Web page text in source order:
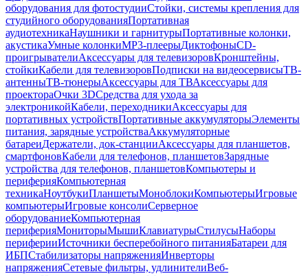
оборудования для фотостудииСтойки, системы крепления для
студийного оборудованияПортативная
аудиотехникаНаушники и гарнитурыПортативные колонки,
акустикаУмные колонкиMP3-плеерыДиктофоныCD-
проигрывателиАксессуары для телевизоровКронштейны,
стойкиКабели для телевизоровПодписки на видеосервисыТВ-
антенныТВ-тюнерыАксессуары для ТВАксессуары для
проектораОчки 3DСредства для ухода за
электроникойКабели, переходникиАксессуары для
портативных устройствПортативные аккумуляторыЭлементы
питания, зарядные устройстваАккумуляторные
батареиДержатели, док-станцииАксессуары для планшетов,
смартфоновКабели для телефонов, планшетовЗарядные
устройства для телефонов, планшетовКомпьютеры и
периферияКомпьютерная
техникаНоутбукиПланшетыМоноблокиКомпьютерыИгровые
компьютерыИгровые консолиСерверное
оборудованиеКомпьютерная
периферияМониторыМышиКлавиатурыСтилусыНаборы
периферииИсточники бесперебойного питанияБатареи для
ИБПСтабилизаторы напряженияИнверторы
напряженияСетевые фильтры, удлинителиВеб-